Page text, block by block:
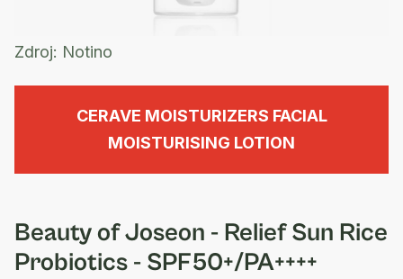
Zdroj: Notino
CERAVE MOISTURIZERS FACIAL
MOISTURISING LOTION
Beauty of Joseon - Relief Sun Rice
Probiotics - SPF50+/PA++++